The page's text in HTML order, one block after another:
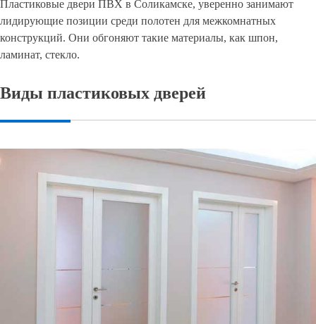
Пластиковые двери ПВХ в Соликамске, уверенно занимают
лидирующие позиции среди полотен для межкомнатных
конструкций. Они обгоняют такие материалы, как шпон,
ламинат, стекло.
Виды пластиковых дверей